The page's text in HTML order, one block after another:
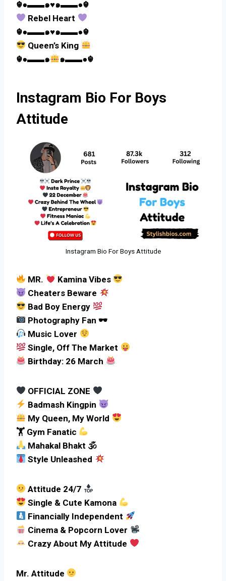
☬●▬▬๑♥️๑▬▬●☬
Rebel Heart
☬●▬▬๑♥️๑▬▬●☬
Queen’s King
☬●▬▬๑
๑▬▬●☬
Instagram Bio For Boys
Attitude
Instagram Bio For Boys Attitude
MR.
Kamina Vibes
Cheaters Beware
Bad Boy Energy
Photography Fan 🕶
Music Lover
Single, Off The Market
Birthday: 26 March
OFFICIAL ZONE
Badmash Kingpin
My Queen, My World
🏋 Gym Fanatic
Mahakal Bhakt 🕉
Style Unleashed
Attitude 24/7
Single & Cute Kamona
Financially Independent
Cinema & Popcorn Lover
Crazy About My Attitude
Mr. Attitude